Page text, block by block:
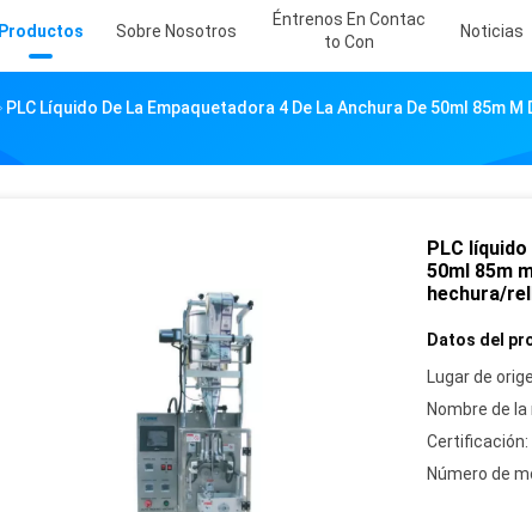
Productos Sobre Nosotros
Éntrenos En Contac
To Con
Noticias
PLC Líquido De La Empaquetadora 4 De La Anchura De 50ml
PLC
50ml 85m
hechura/
Datos del
Lugar de
Nombre de
Certificación:
Número de